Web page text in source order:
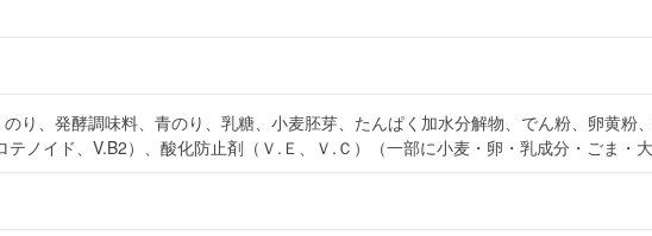
り、発酵調味料、青のり、乳糖、小麦胚芽、たんぱく加水分解物、でん粉、卵黄粉
ノイド、V.B2）、酸化防止剤（Ｖ.Ｅ、Ｖ.Ｃ）（一部に小麦・卵・乳成分・ごま・大